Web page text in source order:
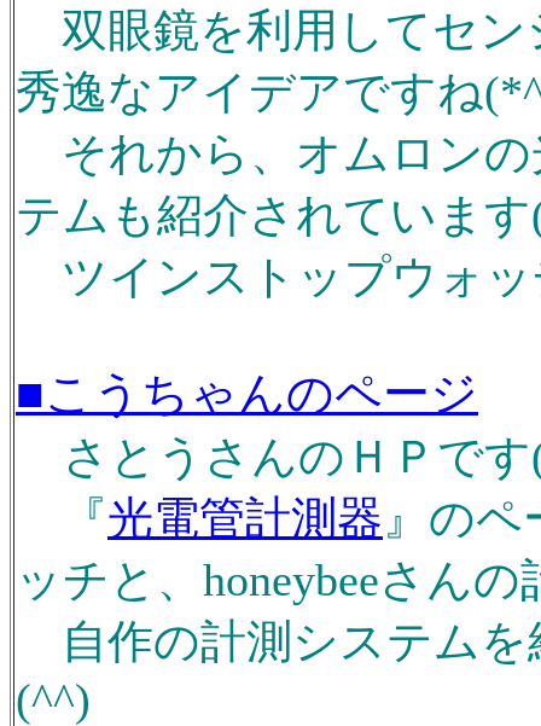
双眼鏡を利用してセン
秀逸なアイデアですね
それから、オムロンの
テムも紹介されていま
ツインストップウォ
■こうちゃんのページ
さとうさんのＨＰで
『光電管計測器 』の
ッチと、honeybeeさん
自作の計測システムを
(^^)